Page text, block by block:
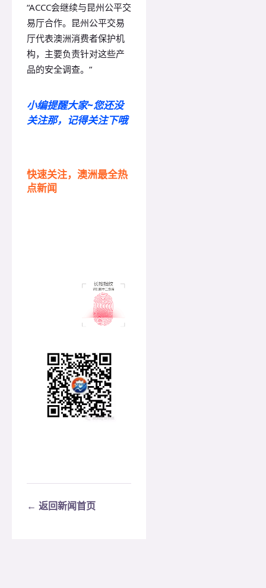
“ACCC会继续与昆州公平交
易厅合作。昆州公平交易
厅代表澳洲消费者保护机
构，主要负责针对这些产
品的安全调查。”
小编提醒大家~您还没
关注那，记得关注下哦
快速关注，澳洲最全热
点新闻
← 返回新闻首页